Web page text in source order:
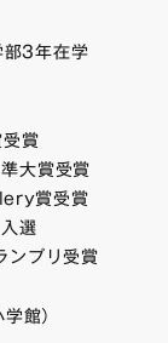
3年在学
受賞
大賞受賞
賞受賞
選
プリ受賞
館）